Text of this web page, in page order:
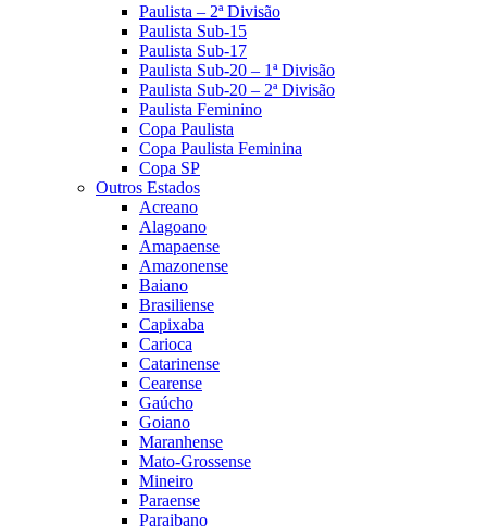
Paulista – 2ª Divisão
Paulista Sub-15
Paulista Sub-17
Paulista Sub-20 – 1ª Divisão
Paulista Sub-20 – 2ª Divisão
Paulista Feminino
Copa Paulista
Copa Paulista Feminina
Copa SP
Outros Estados
Acreano
Alagoano
Amapaense
Amazonense
Baiano
Brasiliense
Capixaba
Carioca
Catarinense
Cearense
Gaúcho
Goiano
Maranhense
Mato-Grossense
Mineiro
Paraense
Paraibano